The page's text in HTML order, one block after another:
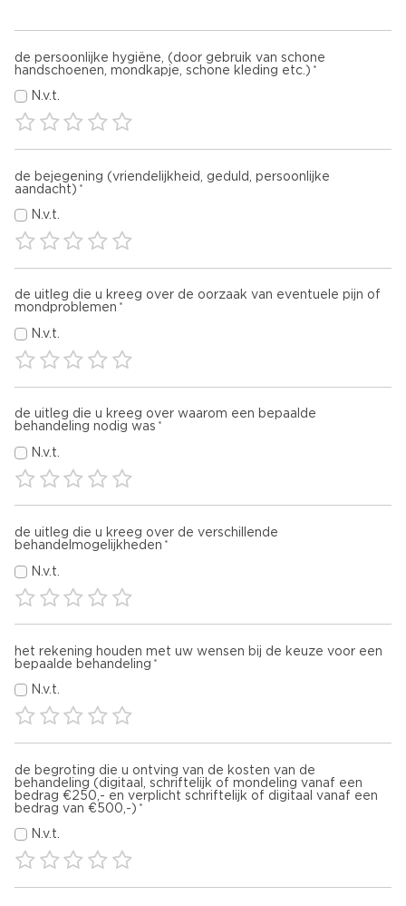
de persoonlijke hygiëne, (door gebruik van schone
handschoenen, mondkapje, schone kleding etc.)
N.v.t.
de bejegening (vriendelijkheid, geduld, persoonlijke
aandacht)
N.v.t.
de uitleg die u kreeg over de oorzaak van eventuele pijn of
mondproblemen
N.v.t.
de uitleg die u kreeg over waarom een bepaalde
behandeling nodig was
N.v.t.
de uitleg die u kreeg over de verschillende
behandelmogelijkheden
N.v.t.
het rekening houden met uw wensen bij de keuze voor een
bepaalde behandeling
N.v.t.
de begroting die u ontving van de kosten van de
behandeling (digitaal, schriftelijk of mondeling vanaf een
bedrag €250,- en verplicht schriftelijk of digitaal vanaf een
bedrag van €500,-)
N.v.t.